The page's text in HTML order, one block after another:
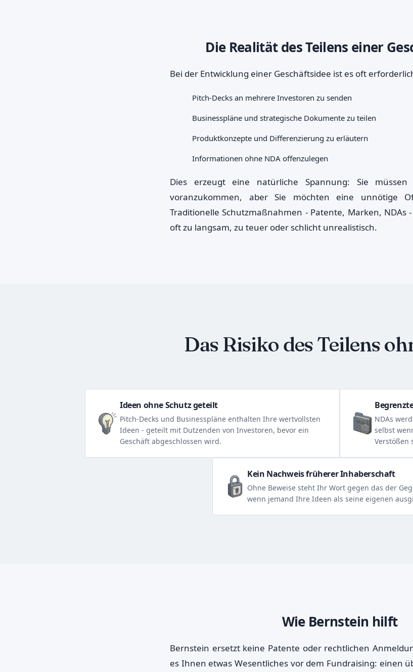
Die Realität des Teilens einer
Bei der Entwicklung einer Geschäftsidee ist es oft
Pitch-Decks an mehrere Investoren zu senden
Businesspläne und strategische Dokumente zu teilen
Produktkonzepte und Differenzierung zu erläutern
Informationen ohne NDA offenzulegen
Dies erzeugt eine natürliche Spannung: Sie
voranzukommen, aber Sie möchten eine unnötige
Traditionelle Schutzmaßnahmen - Patente, Marken, NDAs
oft zu langsam, zu teuer oder schlicht unrealistisch.
Das Risiko des Teilens
Ideen ohne Schutz geteilt
Pitch-Decks und Businesspläne enthalten Ihre wertvollsten
Ideen - geteilt mit Dutzenden von Investoren, bevor ein
Geschäft abgeschlossen wird.
NDAs
selbst
Verstößen
Kein Nachweis früherer Inhaberschaft
Ohne Beweise steht Ihr Wort gegen das der
wenn jemand Ihre Ideen als seine eigenen
Wie Bernstein hilft
Bernstein ersetzt keine Patente oder rechtlichen
es Ihnen etwas Wesentliches vor dem Fundraising: einen